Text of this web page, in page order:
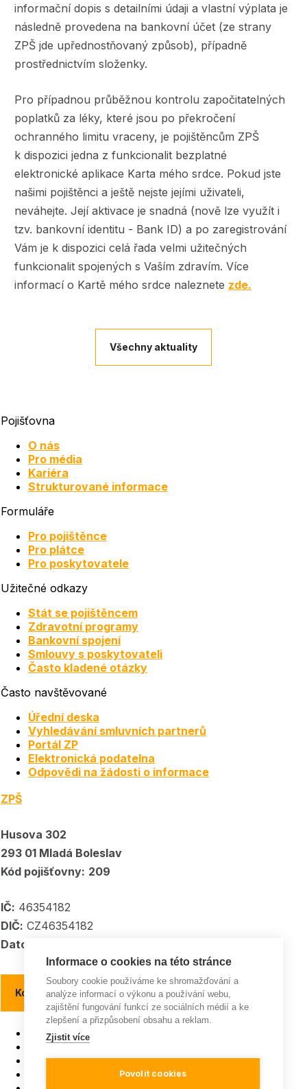
informační dopis s detailními údaji a vlastní výplata je
následně provedena na bankovní účet (ze strany
ZPŠ jde upřednostňovaný způsob), případně
prostřednictvím složenky.
Pro případnou průběžnou kontrolu započitatelných
poplatků za léky, které jsou po překročení
ochranného limitu vraceny, je pojištěncům ZPŠ
k dispozici jedna z funkcionalit bezplatné
elektronické aplikace Karta mého srdce. Pokud jste
našimi pojištěnci a ještě nejste jejími uživateli,
neváhejte. Její aktivace je snadná (nově lze využít i
tzv. bankovní identitu - Bank ID) a po zaregistrování
Vám je k dispozici celá řada velmi užitečných
funkcionalit spojených s Vaším zdravím. Více
informací o Kartě mého srdce naleznete zde.
Všechny aktuality
Pojišťovna
O nás
Pro média
Kariéra
Strukturované informace
Formuláře
Pro pojištěnce
Pro plátce
Pro poskytovatele
Užitečné odkazy
Stát se pojištěncem
Zdravotní programy
Bankovní spojení
Smlouvy s poskytovateli
Často kladené otázky
Často navštěvované
Úřední deska
Vyhledávání smluvních partnerů
Portál ZP
Elektronická podatelna
Odpovědi na žádosti o informace
ZPŠ
Husova 302
293 01 Mladá Boleslav
Kód pojišťovny: 209
IČ: 46354182
DIČ: CZ46354182
Datové schránka:
Kontakty a kontaktní místa
Pojišťovna roku
ISO 9001
Všeobecná pravidla soutěží
Informace o cookies na této stránce
Soubory cookie používáme ke shromažďování a
analýze informací o výkonu a používání webu,
zajištění fungování funkcí ze sociálních médií a ke
zlepšení a přizpůsobení obsahu a reklam.
Zjistit více
Povolit cookies